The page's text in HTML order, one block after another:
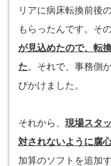
リアに病床転換前後
もらったんです。そ
が見込めたので、転
た。それで、事務側
びかけました。
それから、 現場スタ
対されないように腐
加算のソフトを追加